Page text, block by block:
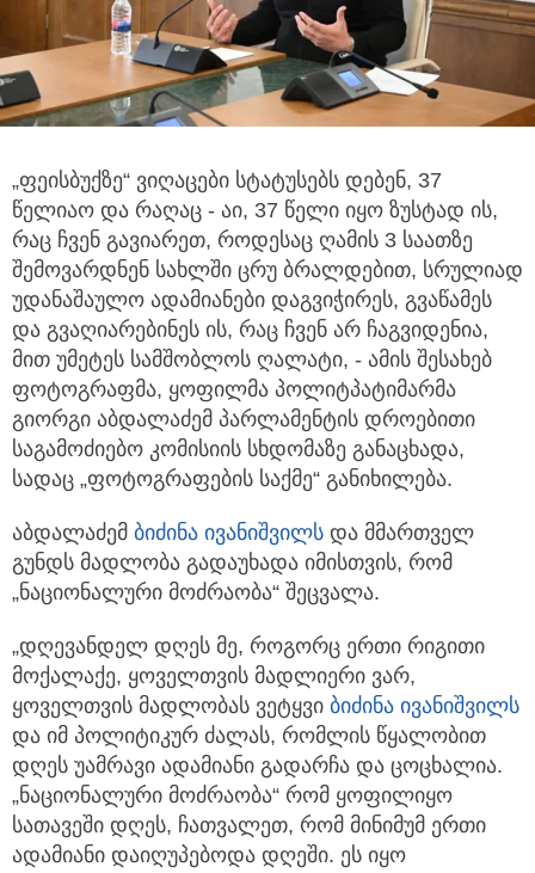
„ფეისბუქზე“ ვიღაცები სტატუსებს დებენ, 37
წელიაო და რაღაც - აი, 37 წელი იყო ზუსტად ის,
რაც ჩვენ გავიარეთ, როდესაც ღამის 3 საათზე
შემოვარდნენ სახლში ცრუ ბრალდებით, სრულიად
უდანაშაულო ადამიანები დაგვიჭირეს, გვაწამეს
და გვაღიარებინეს ის, რაც ჩვენ არ ჩაგვიდენია,
მით უმეტეს სამშობლოს ღალატი, - ამის შესახებ
ფოტოგრაფმა, ყოფილმა პოლიტპატიმარმა
გიორგი აბდალაძემ პარლამენტის დროებითი
საგამოძიებო კომისიის სხდომაზე განაცხადა,
სადაც „ფოტოგრაფების საქმე“ განიხილება.
აბდალაძემ ბიძინა ივანიშვილს და მმართველ
გუნდს მადლობა გადაუხადა იმისთვის, რომ
„ნაციონალური მოძრაობა“ შეცვალა.
„დღევანდელ დღეს მე, როგორც ერთი რიგითი
მოქალაქე, ყოველთვის მადლიერი ვარ,
ყოველთვის მადლობას ვეტყვი ბიძინა ივანიშვილს
და იმ პოლიტიკურ ძალას, რომლის წყალობით
დღეს უამრავი ადამიანი გადარჩა და ცოცხალია.
„ნაციონალური მოძრაობა“ რომ ყოფილიყო
სათავეში დღეს, ჩათვალეთ, რომ მინიმუმ ერთი
ადამიანი დაიღუპებოდა დღეში. ეს იყო